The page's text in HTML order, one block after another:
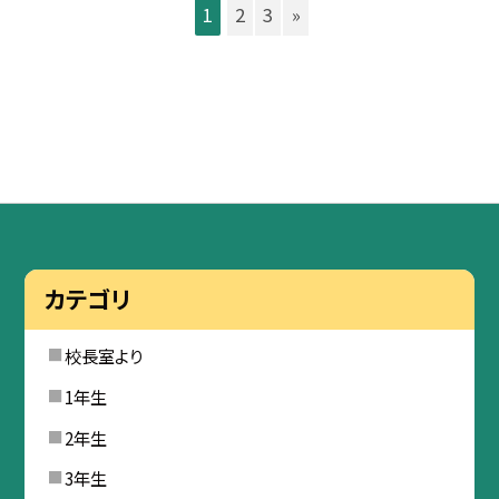
1 2 3 »
カテゴリ
校長室より
1年生
2年生
3年生